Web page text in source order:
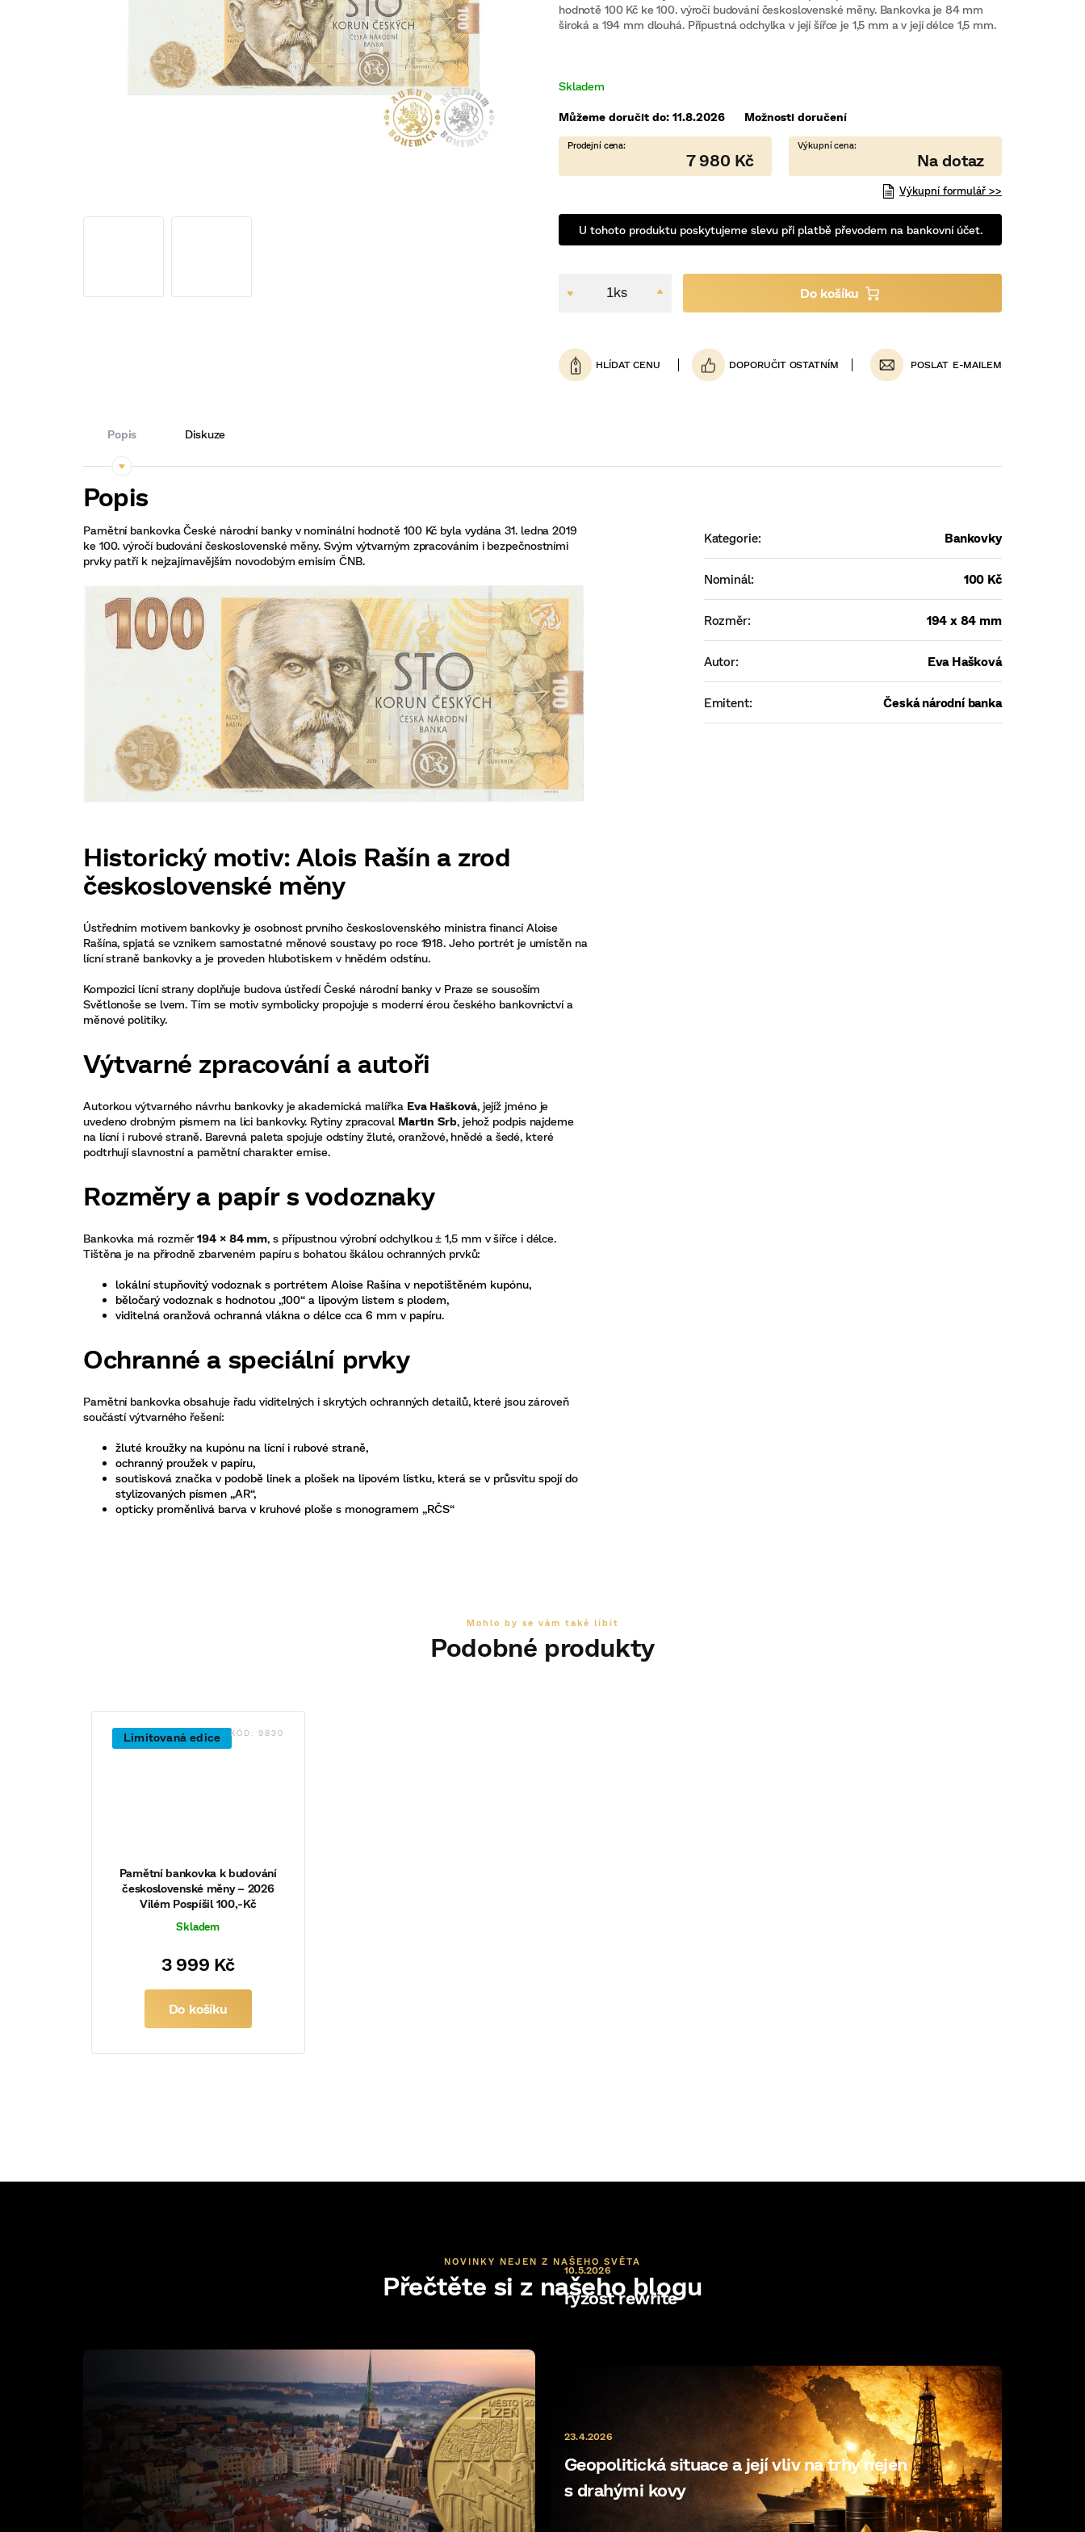
Skladem
hodnotě 100 Kč ke 100. výročí budování československé měny. Bankovka je 84 mm
široká a 194 mm dlouhá. Přípustná odchylka v její šířce je 1,5 mm a v její délce 1,5 mm.
POSLAT
z
5
7 980 Kč
Výkupní formulář >>
U tohoto produktu poskytujeme slevu při platbě převodem na bankovní účet.
Můžeme doručit do: 11.8.2026 Možnosti doručení
Popis Diskuze
Pamětní bankovka České národní banky v nominální hodnotě 100 Kč byla vydána 31. ledna 2019
ke 100. výročí budování československé měny. Svým výtvarným zpracováním i bezpečnostními
prvky patří k nejzajímavějším novodobým emisím ČNB.
Historický motiv: Alois Rašín a zrod
československé měny
Ústředním motivem bankovky je osobnost prvního československého ministra financí Aloise
Rašína, spjatá se vznikem samostatné měnové soustavy po roce 1918. Jeho portrét je umístěn na
lícní straně bankovky a je proveden hlubotiskem v hnědém odstínu.
Kompozici lícní strany doplňuje budova ústředí České národní banky v Praze se sousoším
Světlonoše se lvem. Tím se motiv symbolicky propojuje s moderní érou českého bankovnictví a
měnové politiky.
Výtvarné zpracování a autoři
Autorkou výtvarného návrhu bankovky je akademická malířka Eva Hašková, jejíž jméno je
uvedeno drobným písmem na líci bankovky. Rytiny zpracoval Martin Srb, jehož podpis najdeme
na lícní i rubové straně. Barevná paleta spojuje odstíny žluté, oranžové, hnědé a šedé, které
podtrhují slavnostní a pamětní charakter emise.
Rozměry a papír s vodoznaky
Bankovka má rozměr194 × 84 mm, s přípustnou výrobní odchylkou ± 1,5 mm v šířce i délce.
Tištěna je na přírodně zbarveném papíru s bohatou škálou ochranných prvků:
lokální stupňovitý vodoznak s portrétem Aloise Rašína v nepotištěném kupónu,
běločarý vodoznak s hodnotou „100“ a lipovým listem s plodem,
viditelná oranžová ochranná vlákna o délce cca 6 mm v papíru.
Ochranné a speciální prvky
Pamětní bankovka obsahuje řadu viditelných i skrytých ochranných detailů, které jsou zároveň
součástí výtvarného řešení:
žluté kroužky na kupónu na lícní i rubové straně,
ochranný proužek v papíru,
soutisková značka v podobě linek a plošek na lipovém lístku, která se v průsvitu spojí do
stylizovaných písmen „AR“,
opticky proměnlivá barva v kruhové ploše s monogramem „RČS“
Kategorie: Bankovky
Nominál: 100 Kč
Rozměr: 194 x 84 mm
Autor: Eva Hašková
Emitent: Česká národní banka
Limitovaná edice
Pamětní bankovka k budování
československé měny – 2026
Vilém Pospíšil 100,-Kč
Skladem
3 999 Kč
Do košíku
KÓD:9830
NOVINKY NEJEN Z NAŠEHO SVĚTA
Přečtěte si z našeho blogu
ryzost rewrite
10.5.2026
Geopolitická situace a její vliv na trhy nejen
s drahými kovy
23.4.2026